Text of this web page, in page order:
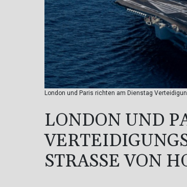
London und Paris richten am Dienstag
LONDON UND
STRASSE VON